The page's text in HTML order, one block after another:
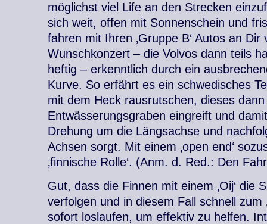
möglichst viel Life an den Strecken
sich weit, offen mit Sonnenschein und
fahren mit Ihren ‚Gruppe B‘ Autos an
Wunschkonzert – die Volvos dann teils
heftig – erkenntlich durch ein
Kurve. So erfährt es ein schwedisches
mit dem Heck rausrutschen, dieses
Entwässerungsgraben eingreift und
Drehung um die Längsachse und
Achsen sorgt. Mit einem ‚open end‘
‚finnische Rolle‘. (Anm. d. Red.: Den
Gut, dass die Finnen mit einem ‚Oij‘ die
verfolgen und in diesem Fall schnell zum
sofort loslaufen, um effektiv zu helfen.